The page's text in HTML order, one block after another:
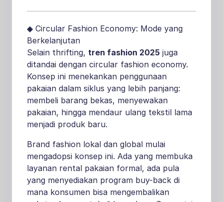
◆ Circular Fashion Economy: Mode yang
Berkelanjutan
Selain thrifting, tren fashion 2025 juga
ditandai dengan circular fashion economy.
Konsep ini menekankan penggunaan
pakaian dalam siklus yang lebih panjang:
membeli barang bekas, menyewakan
pakaian, hingga mendaur ulang tekstil lama
menjadi produk baru.
Brand fashion lokal dan global mulai
mengadopsi konsep ini. Ada yang membuka
layanan rental pakaian formal, ada pula
yang menyediakan program buy-back di
mana konsumen bisa mengembalikan